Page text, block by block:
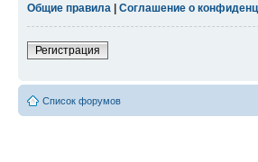
Общие правила
Соглашение о
Регистрация
Список форумов